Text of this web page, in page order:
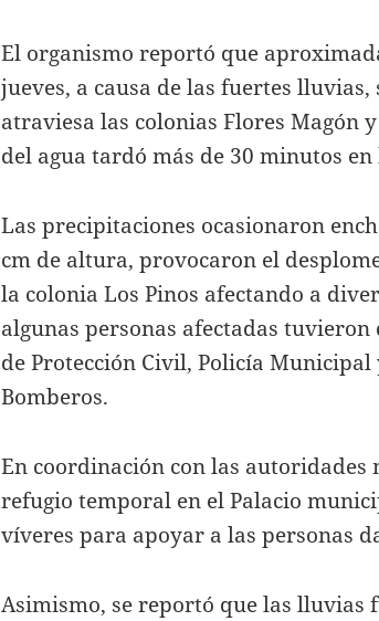
El organismo reportó que
jueves, a causa de las fuertes
atraviesa las colonias Flores Magón
del agua tardó más de 30 minutos
Las precipitaciones ocasionaron
cm de altura, provocaron el
la colonia Los Pinos afectando a
algunas personas afectadas
de Protección Civil, Policía
Bomberos.
En coordinación con las autoridades
refugio temporal en el Palacio
víveres para apoyar a las personas
Asimismo, se reportó que las lluvias